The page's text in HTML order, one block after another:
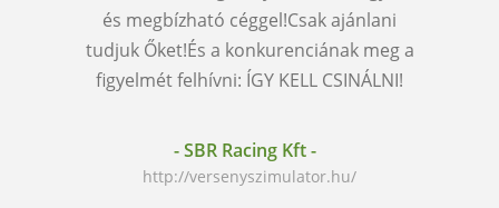
és megbízható céggel!Csak ajánlani
tudjuk Őket!És a konkurenciának meg a
figyelmét felhívni: ÍGY KELL CSINÁLNI!
- SBR Racing Kft -
http://versenyszimulator.hu/